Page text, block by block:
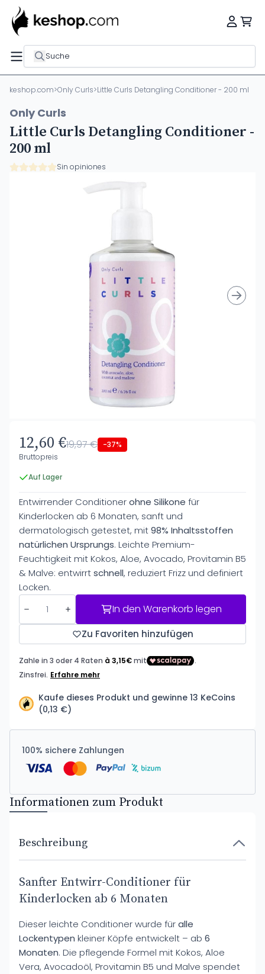
Suche
keshop.com>Only Curls>Little Curls Detangling Conditioner - 200 ml
Only Curls
Little Curls Detangling Conditioner -
200 ml
Sin opiniones
12,60 €19,97 € -37%
Bruttopreis
Auf Lager
Entwirrender Conditionerohne Silikone für
Kinderlocken ab 6 Monaten, sanft und
dermatologisch getestet, mit98% Inhaltsstoffen
natürlichen Ursprungs. Leichte Premium-
Feuchtigkeit mit Kokos, Aloe, Avocado, Provitamin B5
& Malve: entwirrtschnell, reduziert Frizz und definiert
Locken.
In den Warenkorb legen
Zu Favoriten hinzufügen
Kaufe dieses Produkt und gewinne 13 KeCoins
(0,13 €)
100% sichere Zahlungen
Informationen zum Produkt
Beschreibung
Sanfter Entwirr-Conditioner für
Kinderlocken ab 6 Monaten
Dieser leichte Conditioner wurde füralle
Lockentypen kleiner Köpfe entwickelt – ab 6
Monaten. Die pflegende Formel mit Kokos, Aloe
Vera, Avocadoöl, Provitamin B5 und Malve spendet